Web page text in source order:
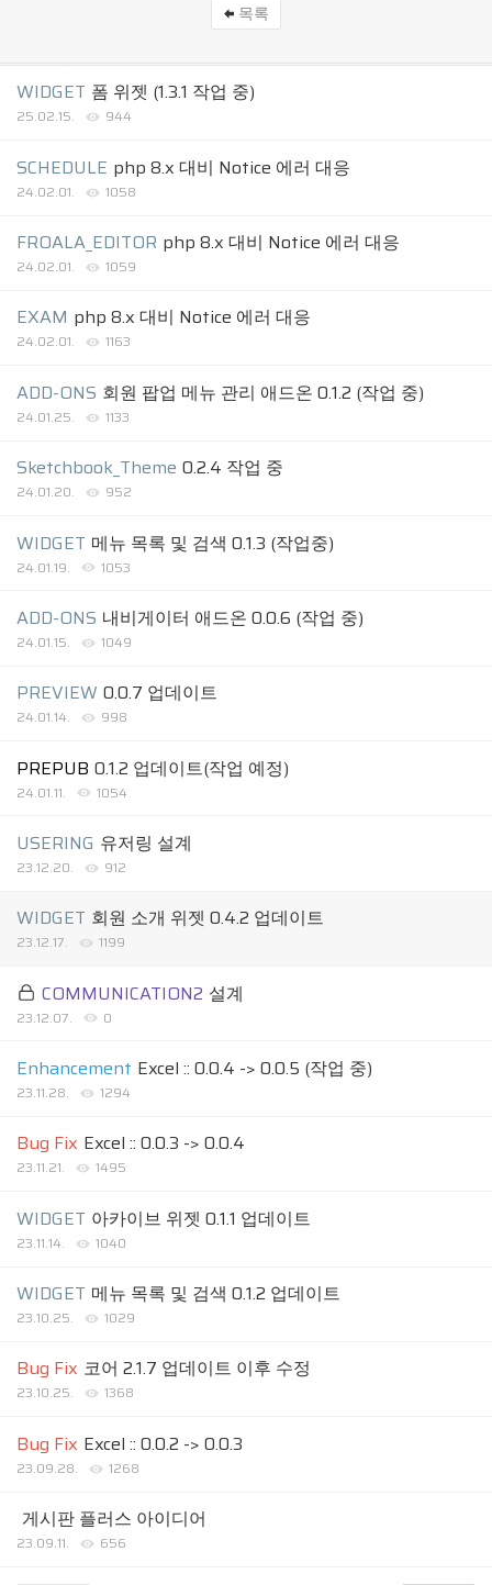
목록
WIDGET 폼 위젯 (1.3.1 작업 중)
25.02.15. 944
SCHEDULE php 8.x 대비 Notice 에러 대응
24.02.01. 1058
FROALA_EDITOR php 8.x 대비 Notice 에러 대응
24.02.01. 1059
EXAM php 8.x 대비 Notice 에러 대응
24.02.01. 1163
ADD-ONS 회원 팝업 메뉴 관리 애드온 0.1.2 (작업 중)
24.01.25. 1133
Sketchbook_Theme 0.2.4 작업 중
24.01.20. 952
WIDGET 메뉴 목록 및 검색 0.1.3 (작업중)
24.01.19. 1053
ADD-ONS 내비게이터 애드온 0.0.6 (작업 중)
24.01.15. 1049
PREVIEW 0.0.7 업데이트
24.01.14. 998
PREPUB 0.1.2 업데이트(작업 예정)
24.01.11. 1054
USERING 유저링 설계
23.12.20. 912
WIDGET 회원 소개 위젯 0.4.2 업데이트
23.12.17. 1199
COMMUNICATION2 설계
23.12.07. 0
Enhancement Excel :: 0.0.4 -> 0.0.5 (작업 중)
23.11.28. 1294
Bug Fix Excel :: 0.0.3 -> 0.0.4
23.11.21. 1495
WIDGET 아카이브 위젯 0.1.1 업데이트
23.11.14. 1040
WIDGET 메뉴 목록 및 검색 0.1.2 업데이트
23.10.25. 1029
Bug Fix 코어 2.1.7 업데이트 이후 수정
23.10.25. 1368
Bug Fix Excel :: 0.0.2 -> 0.0.3
23.09.28. 1268
게시판 플러스 아이디어
23.09.11. 656